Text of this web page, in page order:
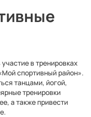
в тренировках
спортивный район».
танцами, йогой,
тренировки
а также привести